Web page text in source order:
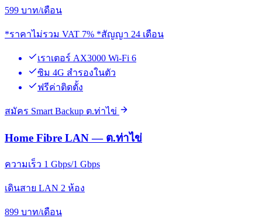
599 บาท/เดือน
*ราคาไม่รวม VAT 7% *สัญญา 24 เดือน
เราเตอร์ AX3000 Wi-Fi 6
ซิม 4G สำรองในตัว
ฟรีค่าติดตั้ง
สมัคร Smart Backup ต.ท่าไข่
Home Fibre LAN — ต.ท่าไข่
ความเร็ว 1 Gbps/1 Gbps
เดินสาย LAN 2 ห้อง
899 บาท/เดือน